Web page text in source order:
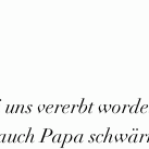
vererbt
Papa